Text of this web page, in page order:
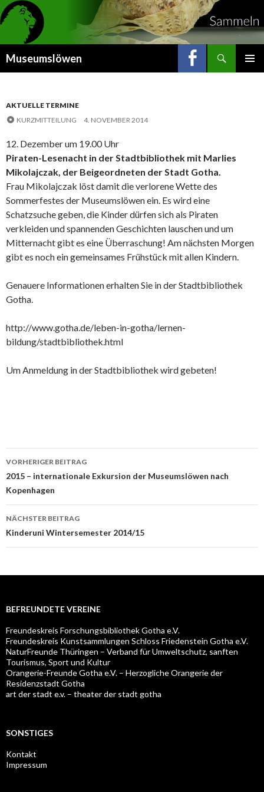
Museumslöwen
AKTUELLE TERMINE
KURZMITTEILUNG
4. NOVEMBER 2014
12. Dezember um 19.00 Uhr
Piraten-Lesenacht in der Stadtbibliothek mit Marlies
Mikolajczak, der Beigeordneten der Stadt Gotha.
Frau Mikolajczak löst damit die verlorene Wette des
Sommerfestes der Museumslöwen ein. Es wird eine
Schatzsuche geben, die Kinder dürfen sich als Piraten
verkleiden und spannenden Geschichten lauschen und um
Mitternacht gibt es eine Überraschung! Am nächsten Morgen
gibt es noch ein gemeinsames Frühstück mit allen Kindern.
Genauere Informationen erhalten Sie in der Stadtbibliothek
Gotha.
http://www.gotha.de/leben-in-gotha/lernen-
bildung/stadtbibliothek.html
Um Anmeldung in der Stadtbibliothek wird gebeten!
Beitrags-
Navigation
VORHERIGER BEITRAG
2015 – internationale Exkursion der Museumslöwen nach
Kopenhagen
NÄCHSTER BEITRAG
Kinderuni Wintersemester 2014/15
BEFREUNDETE VEREINE
Freundeskreis Forschungsbibliothek Gotha e.V.
Freundeskreis Kunstsammlungen Schloss Friedenstein Gotha e.V.
NaturFreunde Thüringen – Verband für Umweltschutz, sanften
Tourismus, Sport und Kultur
Orangerie-Freunde Gotha e.V. – Herzogliche Orangerie der
Residenzstadt Gotha
art der stadt e.v. – theater der stadt gotha
SONSTIGES
Kontakt
Impressum